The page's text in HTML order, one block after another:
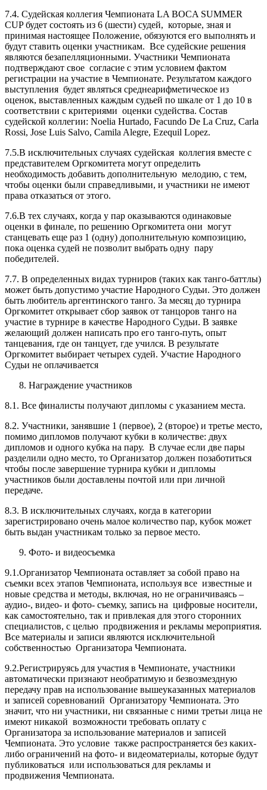
7.4. Судейская коллегия Чемпионата LA BOCA SUMMER
CUP будет состоять из 6 (шести) судей, которые, зная и
принимая настоящее Положение, обязуются его выполнять и
будут ставить оценки участникам. Все судейские решения
являются безапелляционными. Участники Чемпионата
подтверждают свое согласие с этим условием фактом
регистрации на участие в Чемпионате. Результатом каждого
выступления будет являться среднеарифметическое из
оценок, выставленных каждым судьей по шкале от 1 до 10 в
соответствии с критериями оценки судейства. Состав
судейской коллегии: Noelia Hurtado, Facundo De La Cruz, Carla
Rossi, Jose Luis Salvo, Camila Alegre, Ezequil Lopez.
7.5.В исключительных случаях судейская коллегия вместе с
представителем Оргкомитета могут определить
необходимость добавить дополнительную мелодию, с тем,
чтобы оценки были справедливыми, и участники не имеют
права отказаться от этого.
7.6.В тех случаях, когда у пар оказываются одинаковые
оценки в финале, по решению Оргкомитета они могут
станцевать еще раз 1 (одну) дополнительную композицию,
пока оценка судей не позволит выбрать одну пару
победителей.
7.7. В определенных видах турниров (таких как танго-баттлы)
может быть допустимо участие Народного Судьи. Это должен
быть любитель аргентинского танго. За месяц до турнира
Оргкомитет открывает сбор заявок от танцоров танго на
участие в турнире в качестве Народного Судьи. В заявке
желающий должен написать про его танго-путь, опыт
танцевания, где он танцует, где учился. В результате
Оргкомитет выбирает четырех судей. Участие Народного
Судьи не оплачивается
Награждение участников
8.1. Все финалисты получают дипломы с указанием места.
8.2. Участники, занявшие 1 (первое), 2 (второе) и третье место,
помимо дипломов получают кубки в количестве: двух
дипломов и одного кубка на пару. В случае если две пары
разделили одно место, то Организатор должен позаботиться
чтобы после завершение турнира кубки и дипломы
участников были доставлены почтой или при личной
передаче.
8.3. В исключительных случаях, когда в категории
зарегистрировано очень малое количество пар, кубок может
быть выдан участникам только за первое место.
Фото- и видеосъемка
9.1.Организатор Чемпионата оставляет за собой право на
съемки всех этапов Чемпионата, используя все известные и
новые средства и методы, включая, но не ограничиваясь –
аудио-, видео- и фото- съемку, запись на цифровые носители,
как самостоятельно, так и привлекая для этого сторонних
специалистов, с целью продвижения и рекламы мероприятия.
Все материалы и записи являются исключительной
собственностью Организатора Чемпионата.
9.2.Регистрируясь для участия в Чемпионате, участники
автоматически признают необратимую и безвозмездную
передачу прав на использование вышеуказанных материалов
и записей соревнований Организатору Чемпионата. Это
значит, что ни участники, ни связанные с ними третьи лица не
имеют никакой возможности требовать оплату с
Организатора за использование материалов и записей
Чемпионата. Это условие также распространяется без каких-
либо ограничений на фото- и видеоматериалы, которые будут
публиковаться или использоваться для рекламы и
продвижения Чемпионата.